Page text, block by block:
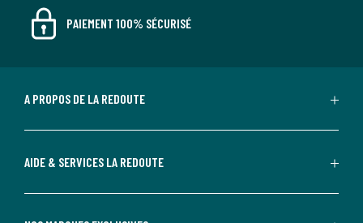
PAIEMENT 100% SÉCURISÉ
A PROPOS DE LA REDOUTE
AIDE & SERVICES LA REDOUTE